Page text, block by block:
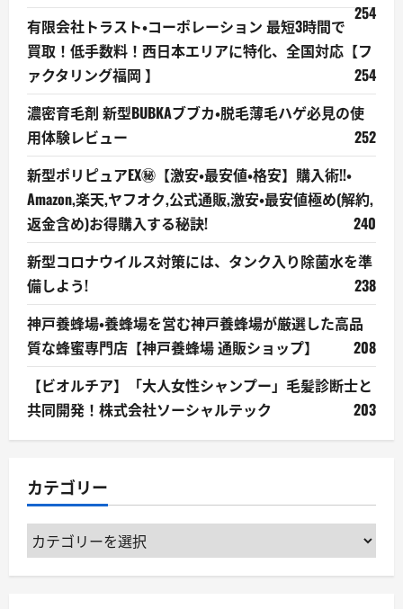
254
有限会社トラスト・コーポレーション 最短3時間で
買取！低手数料！西日本エリアに特化、全国対応【フ
ァクタリング福岡 】
254
濃密育毛剤 新型BUBKAブブカ・脱毛薄毛ハゲ必見の使
用体験レビュー
252
新型ポリピュアEX㊙【激安・最安値・格安】購入術!!・
Amazon,楽天,ヤフオク,公式通販,激安・最安値極め(解約,
返金含め)お得購入する秘訣!
240
新型コロナウイルス対策には、タンク入り除菌水を準
備しよう!
238
神戸養蜂場・養蜂場を営む神戸養蜂場が厳選した高品
質な蜂蜜専門店【神戸養蜂場 通販ショップ】
208
【ビオルチア】「大人女性シャンプー」毛髪診断士と
共同開発！株式会社ソーシャルテック
203
カテゴリー
カ
テ